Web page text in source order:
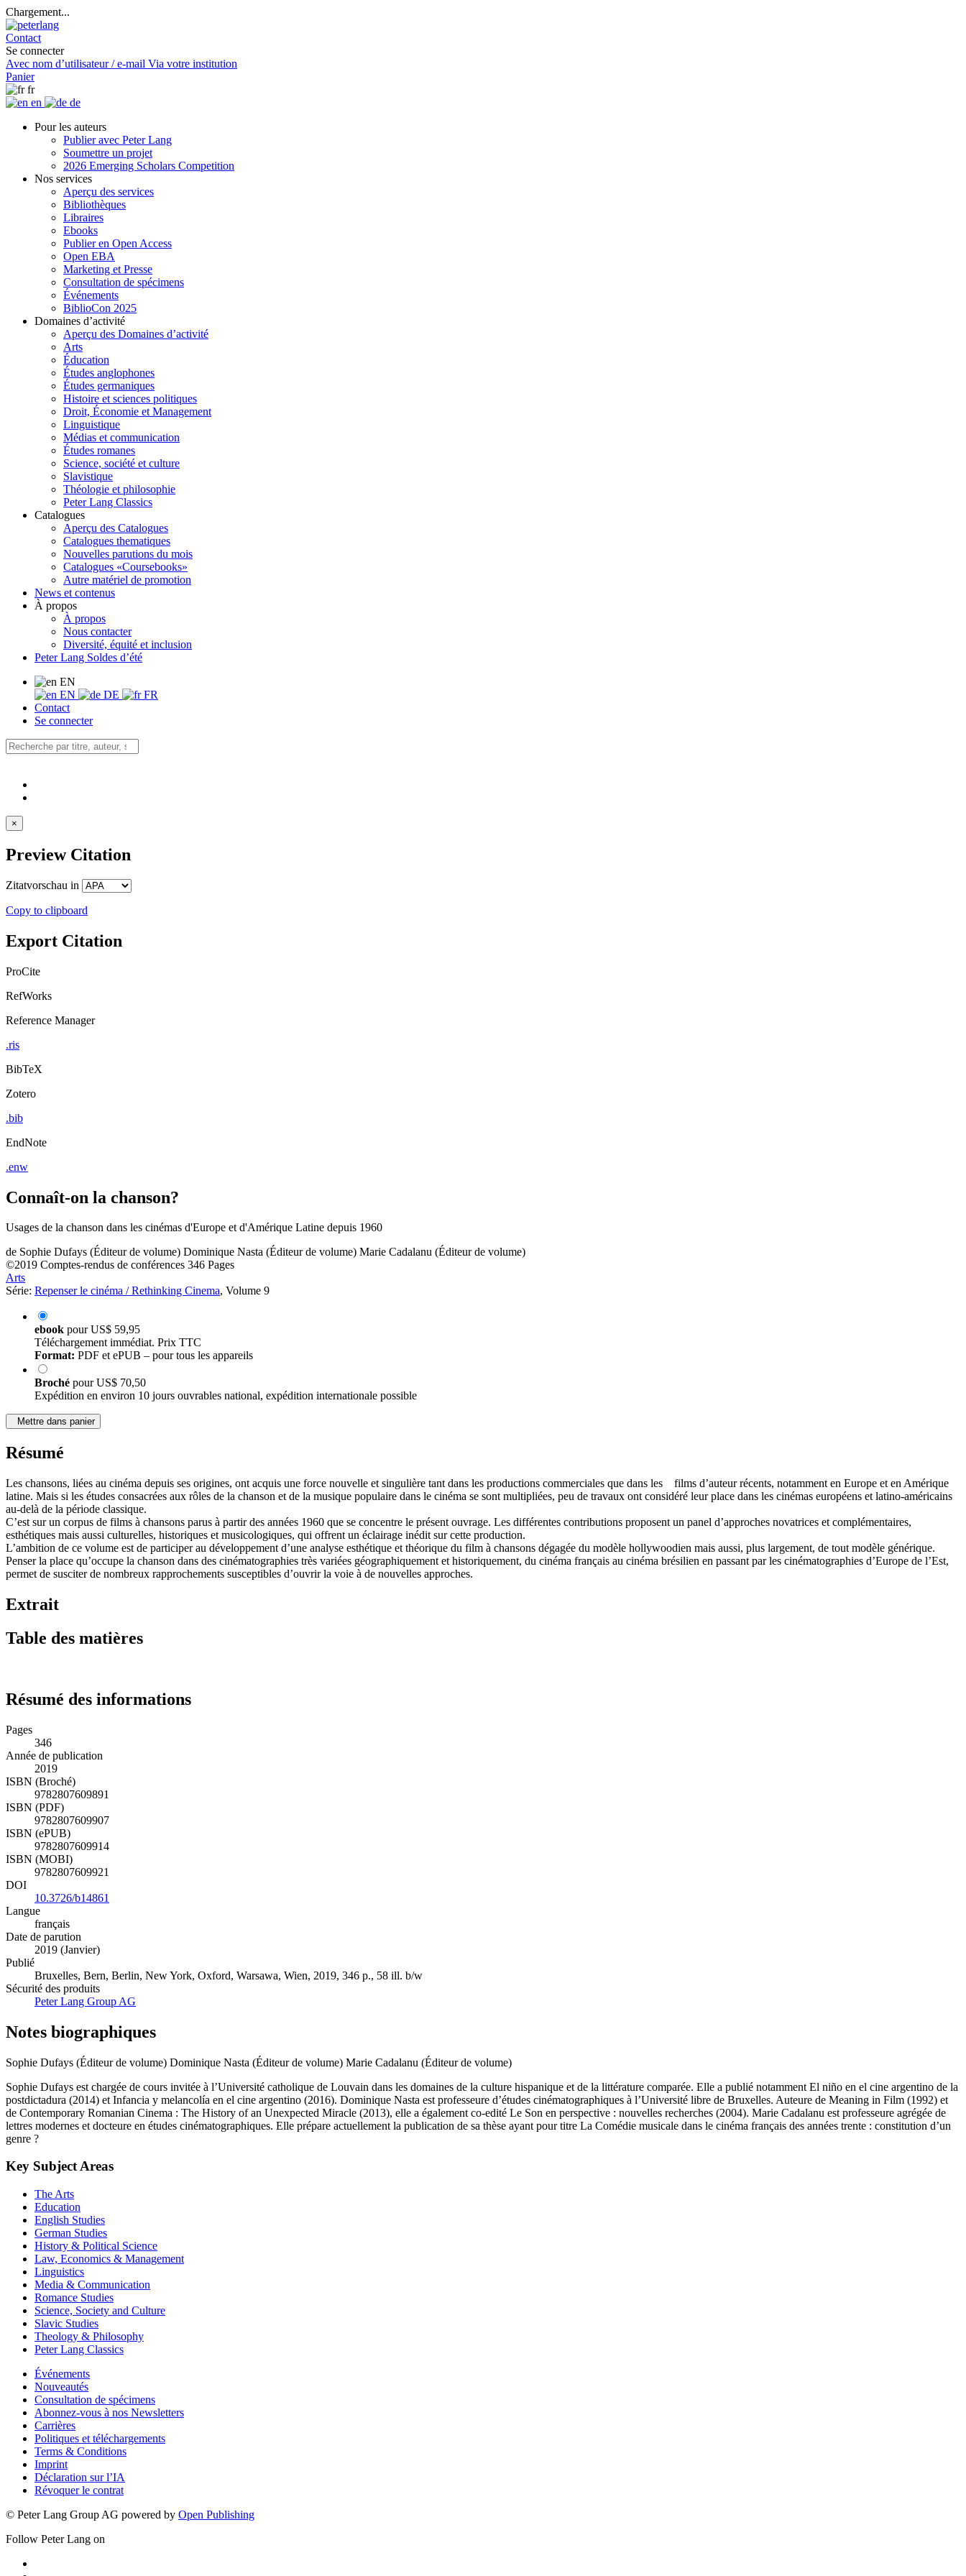
Chargement...
Contact
Se connecter
Avec nom d’utilisateur / e-mail Via votre institution
Panier
fr
en
de
Pour les auteurs
Publier avec Peter Lang
Soumettre un projet
2026 Emerging Scholars Competition
Nos services
Aperçu des services
Bibliothèques
Libraires
Ebooks
Publier en Open Access
Open EBA
Marketing et Presse
Consultation de spécimens
Événements
BiblioCon 2025
Domaines d’activité
Aperçu des Domaines d’activité
Arts
Éducation
Études anglophones
Études germaniques
Histoire et sciences politiques
Droit, Économie et Management
Linguistique
Médias et communication
Études romanes
Science, société et culture
Slavistique
Théologie et philosophie
Peter Lang Classics
Catalogues
Aperçu des Catalogues
Catalogues thematiques
Nouvelles parutions du mois
Catalogues «Coursebooks»
Autre matériel de promotion
News et contenus
À propos
À propos
Nous contacter
Diversité, équité et inclusion
Peter Lang Soldes d’été
EN
EN
DE
FR
Contact
Se connecter
×
Preview Citation
Zitatvorschau in
Copy to clipboard
Export Citation
ProCite
RefWorks
Reference Manager
.ris
BibTeX
Zotero
.bib
EndNote
.enw
Connaît-on la chanson?
Usages de la chanson dans les cinémas d'Europe et d'Amérique Latine depuis 1960
de Sophie Dufays (Éditeur de volume) Dominique Nasta (Éditeur de volume) Marie Cadalanu (Éditeur de volume)
©2019 Comptes-rendus de conférences 346 Pages
Arts
Série: Repenser le cinéma / Rethinking Cinema, Volume 9
ebook pourUS$ 59,95
Téléchargement immédiat. Prix TTC
Format: PDF et ePUB – pour tous les appareils
Broché pourUS$ 70,50
Expédition en environ 10 jours ouvrables national, expédition internationale possible
Mettre dans panier
Résumé
Les chansons, liées au cinéma depuis ses origines, ont acquis une force nouvelle et singulière tant dans les productions commerciales que dans les films d’auteur récents, notamment en Europe et en Amérique
latine. Mais si les études consacrées aux rôles de la chanson et de la musique populaire dans le cinéma se sont multipliées, peu de travaux ont considéré leur place dans les cinémas européens et latino-américains
au-delà de la période classique.
C’est sur un corpus de films à chansons parus à partir des années 1960 que se concentre le présent ouvrage. Les différentes contributions proposent un panel d’approches novatrices et complémentaires,
esthétiques mais aussi culturelles, historiques et musicologiques, qui offrent un éclairage inédit sur cette production.
L’ambition de ce volume est de participer au développement d’une analyse esthétique et théorique du film à chansons dégagée du modèle hollywoodien mais aussi, plus largement, de tout modèle générique.
Penser la place qu’occupe la chanson dans des cinématographies très variées géographiquement et historiquement, du cinéma français au cinéma brésilien en passant par les cinématographies d’Europe de l’Est,
permet de susciter de nombreux rapprochements susceptibles d’ouvrir la voie à de nouvelles approches.
Extrait
Table des matières
Résumé des informations
Pages
346
Année de publication
2019
ISBN (Broché)
9782807609891
ISBN (PDF)
9782807609907
ISBN (ePUB)
9782807609914
ISBN (MOBI)
9782807609921
DOI
10.3726/b14861
Langue
français
Date de parution
2019 (Janvier)
Publié
Bruxelles, Bern, Berlin, New York, Oxford, Warsawa, Wien, 2019, 346 p., 58 ill. b/w
Sécurité des produits
Peter Lang Group AG
Notes biographiques
Sophie Dufays (Éditeur de volume) Dominique Nasta (Éditeur de volume) Marie Cadalanu (Éditeur de volume)
Sophie Dufays est chargée de cours invitée à l’Université catholique de Louvain dans les domaines de la culture hispanique et de la littérature comparée. Elle a publié notamment El niño en el cine argentino de la
postdictadura (2014) et Infancia y melancolía en el cine argentino (2016). Dominique Nasta est professeure d’études cinématographiques à l’Université libre de Bruxelles. Auteure de Meaning in Film (1992) et
de Contemporary Romanian Cinema : The History of an Unexpected Miracle (2013), elle a également co-edité Le Son en perspective : nouvelles recherches (2004). Marie Cadalanu est professeure agrégée de
lettres modernes et docteure en études cinématographiques. Elle prépare actuellement la publication de sa thèse ayant pour titre La Comédie musicale dans le cinéma français des années trente : constitution d’un
genre ?
Key Subject Areas
The Arts
Education
English Studies
German Studies
History & Political Science
Law, Economics & Management
Linguistics
Media & Communication
Romance Studies
Science, Society and Culture
Slavic Studies
Theology & Philosophy
Peter Lang Classics
Événements
Nouveautés
Consultation de spécimens
Abonnez-vous à nos Newsletters
Carrières
Politiques et téléchargements
Terms & Conditions
Imprint
Déclaration sur l’IA
Révoquer le contrat
© Peter Lang Group AG powered by Open Publishing
Follow Peter Lang on